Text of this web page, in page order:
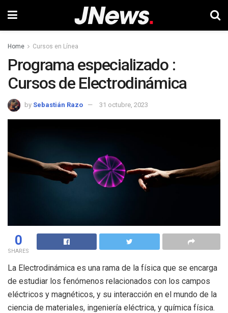
Home Cursos en Línea
Programa especializado :
Cursos de Electrodinámica
by Sebastián Razo 31 octubre, 2023
0
SHARES
La Electrodinámica es una rama de la física que se encarga
de estudiar los fenómenos relacionados con los campos
eléctricos y magnéticos, y su interacción en el mundo de la
ciencia de materiales, ingeniería eléctrica, y química física.